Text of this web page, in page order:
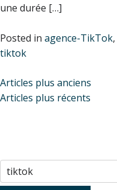
une durée […]
Posted in agence-TikTok,
tiktok
Navigation
Articles plus anciens
Articles plus récents
Rechercher :